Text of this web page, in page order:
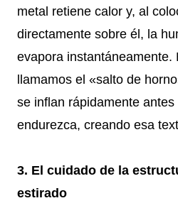
metal retiene calor y, al
directamente sobre él, la
evapora instantáneamente.
llamamos el «salto de
se inflan rápidamente
endurezca, creando esa
3. El cuidado de la
estirado